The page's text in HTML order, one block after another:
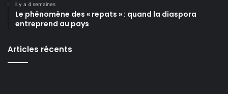
il y a 4 semaines
Le phénomène des « repats » : quand la diaspora
entreprend au pays
Articles récents